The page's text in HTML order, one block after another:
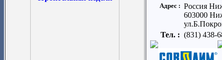
Адрес : Россия
603000
Тел. : (831) 438-